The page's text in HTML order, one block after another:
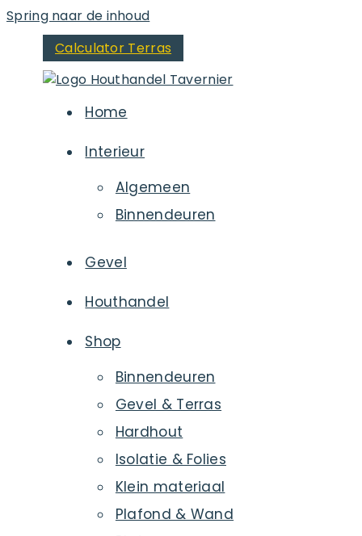
Spring naar de inhoud
Calculator Terras
Home
Interieur
Algemeen
Binnendeuren
Gevel
Houthandel
Shop
Binnendeuren
Gevel & Terras
Hardhout
Isolatie & Folies
Klein materiaal
Plafond & Wand